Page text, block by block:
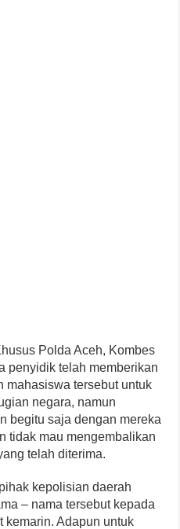
Polda Aceh, Kombes
penyidik telah memberikan
mahasiswa tersebut untuk
negara, namun
begitu saja dengan mereka
tidak mau mengembalikan
telah diterima.
kepolisian daerah
– nama tersebut kepada
kemarin. Adapun untuk